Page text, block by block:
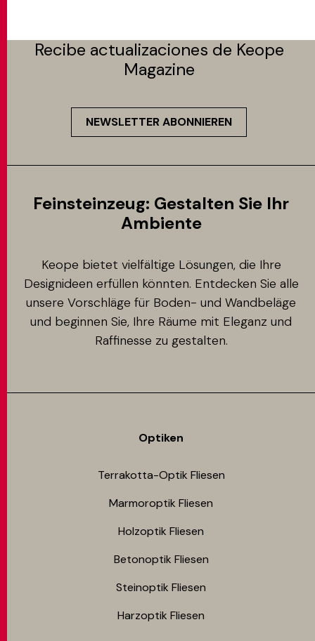
Recibe actualizaciones de Keope
Magazine
NEWSLETTER ABONNIEREN
Feinsteinzeug: Gestalten Sie Ihr
Ambiente
Keope bietet vielfältige Lösungen, die Ihre
Designideen erfüllen könnten. Entdecken Sie alle
unsere Vorschläge für Boden- und Wandbeläge
und beginnen Sie, Ihre Räume mit Eleganz und
Raffinesse zu gestalten.
Optiken
Terrakotta-Optik Fliesen
Marmoroptik Fliesen
Holzoptik Fliesen
Betonoptik Fliesen
Steinoptik Fliesen
Harzoptik Fliesen